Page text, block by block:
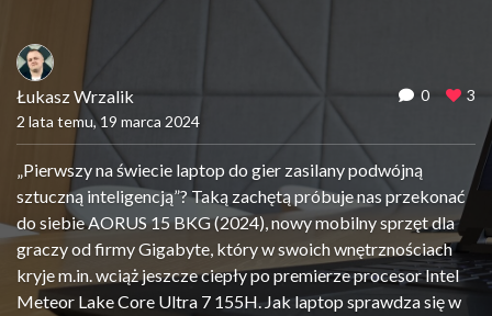
Łukasz Wrzalik
2 lata temu, 19 marca 2024
0 3
„Pierwszy na świecie laptop do gier zasilany podwójną
sztuczną inteligencją”? Taką zachętą próbuje nas przekonać
do siebie AORUS 15 BKG (2024), nowy mobilny sprzęt dla
graczy od firmy Gigabyte, który w swoich wnętrznościach
kryje m.in. wciąż jeszcze ciepły po premierze procesor Intel
Meteor Lake Core Ultra 7 155H. Jak laptop sprawdza się w